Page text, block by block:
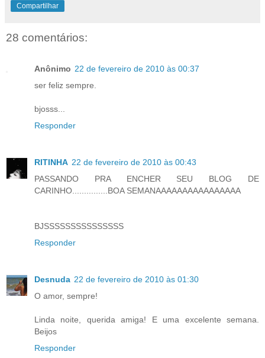
Compartilhar
28 comentários:
Anônimo 22 de fevereiro de 2010 às 00:37
ser feliz sempre.
bjosss...
Responder
RITINHA 22 de fevereiro de 2010 às 00:43
PASSANDO PRA ENCHER SEU BLOG DE
CARINHO...............BOA SEMANAAAAAAAAAAAAAAAA
BJSSSSSSSSSSSSSSS
Responder
Desnuda 22 de fevereiro de 2010 às 01:30
O amor, sempre!
Linda noite, querida amiga! E uma excelente semana.
Beijos
Responder